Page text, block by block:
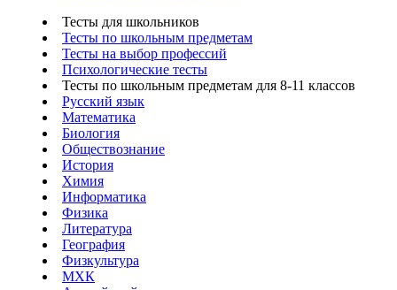
Тесты для школьников
Тесты по школьным предметам
Тесты на выбор профессий
Психологические тесты
Тесты по школьным предметам для 8-11 классов
Русский язык
Математика
Биология
Обществознание
История
Химия
Информатика
Физика
Литература
География
Физкультура
МХК